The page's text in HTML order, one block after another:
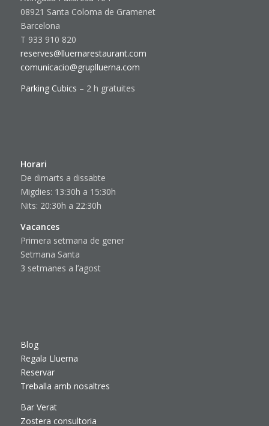
08921 Santa Coloma de Gramenet
Barcelona
T 933 910 820
reserves@lluernarestaurant.com
comunicacio@gruplluerna.com
Parking Cubics – 2 h gratuites
Horari
De dimarts a dissabte
Migdies: 13:30h a 15:30h
Nits: 20:30h a 22:30h
Vacances
Primera setmana de gener
Setmana Santa
3 setmanes a l’agost
Blog
Regala Lluerna
Reservar
Treballa amb nosaltres
Bar Verat
Zostera consultoria